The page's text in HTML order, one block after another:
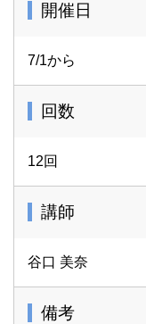
開催日
7/1から
回数
12回
講師
谷口 美奈
備考